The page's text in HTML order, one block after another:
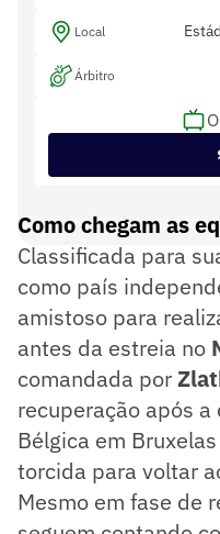
Local
Árbitro
Como chegam as
Classificada para
como país
amistoso para
antes da estreia no
comandada por
recuperação após
Bélgica em
torcida para voltar
Mesmo em fase de